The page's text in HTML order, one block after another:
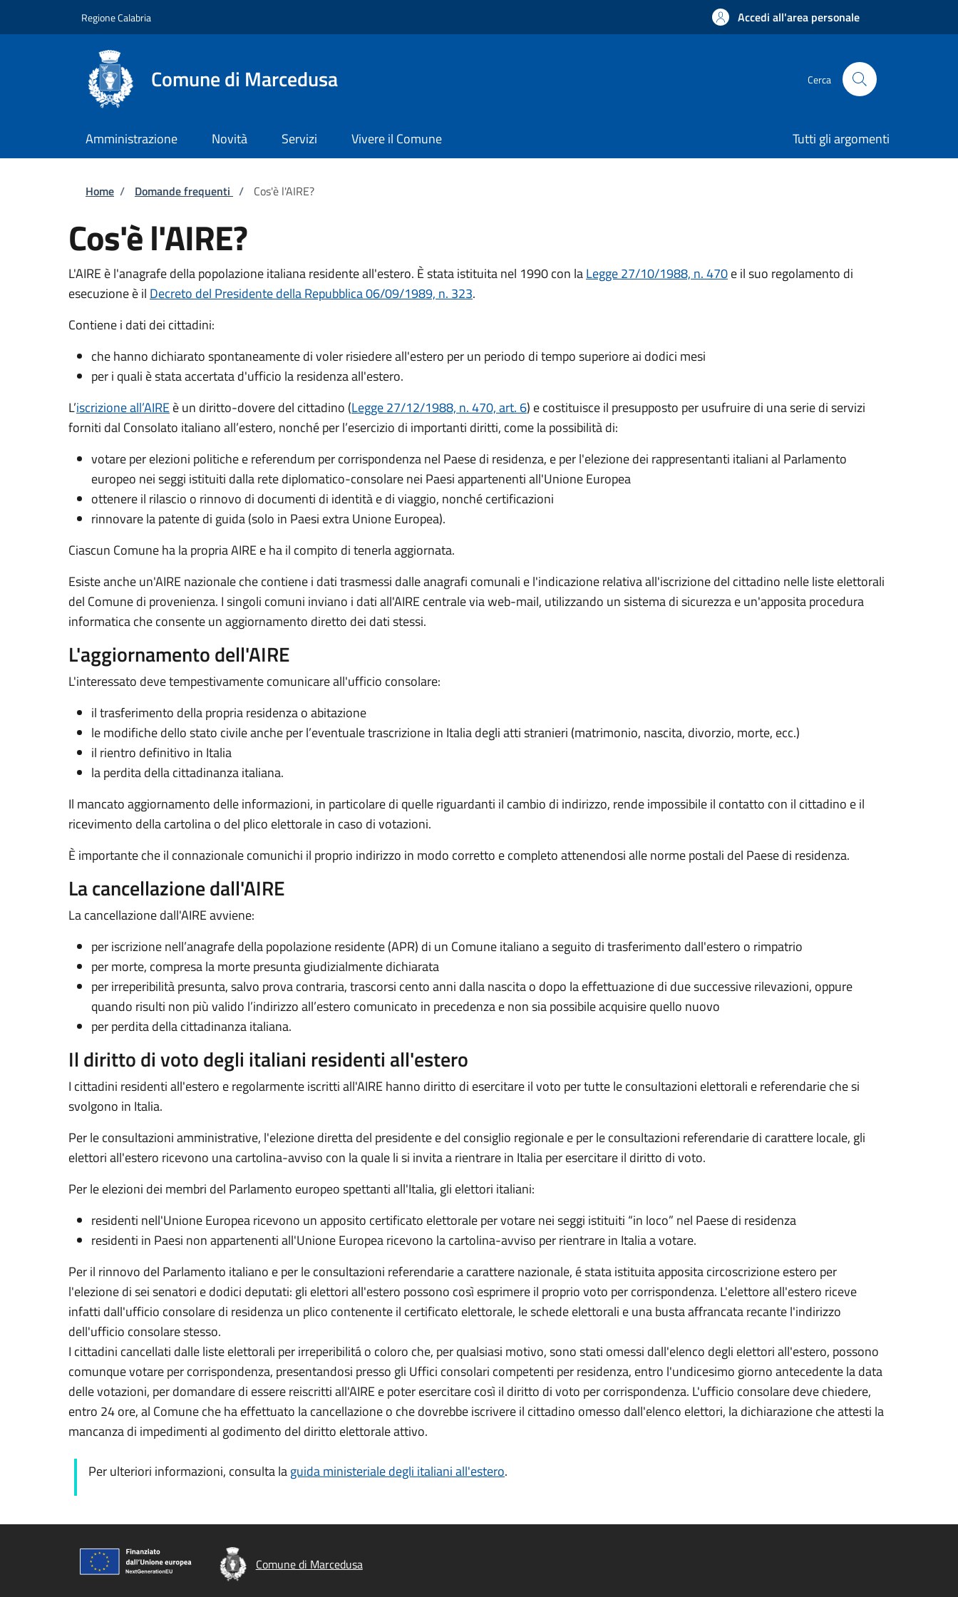
Regione Calabria Accedi all'area personale
Comune di Marcedusa Cerca
Amministrazione Novità Servizi Vivere il Comune Tutti gli argomenti
Briciole di pane
Home / Domande frequenti / Cos'è l'AIRE?
Cos'è l'AIRE?
L'AIRE è l'anagrafe della popolazione italiana residente all'estero. È stata istituita nel 1990 con laLegge 27/10/1988, n. 470e il suo regolamento di
esecuzione è il Decreto del Presidente della Repubblica 06/09/1989, n. 323.
Contiene i dati dei cittadini:
che hanno dichiarato spontaneamente di voler risiedere all'estero per un periodo di tempo superiore ai dodici mesi
per i quali è stata accertata d'ufficio la residenza all'estero.
L’iscrizione all’AIREè un diritto-dovere del cittadino (Legge 27/12/1988, n. 470, art. 6) e costituisce il presupposto per usufruire di una serie di servizi
forniti dal Consolato italiano all’estero, nonché per l’esercizio di importanti diritti, come la possibilità di:
votare per elezioni politiche e referendum per corrispondenza nel Paese di residenza, e per l'elezione dei rappresentanti italiani al Parlamento
europeo nei seggi istituiti dalla rete diplomatico-consolare nei Paesi appartenenti all'Unione Europea
ottenere il rilascio o rinnovo di documenti di identità e di viaggio, nonché certificazioni
rinnovare la patente di guida (solo in Paesi extra Unione Europea).
Ciascun Comune ha la propria AIRE e ha il compito di tenerla aggiornata.
Esiste anche un'AIRE nazionale­ che contiene i dati trasmessi dalle anagrafi comunali e l'indicazione relativa all'iscrizione del cittadino nelle liste elettorali
del Comune di provenienza. I singoli comuni inviano i dati all'AIRE centrale via web-mail, utilizzando un sistema di sicurezza e un'apposita procedura
informatica che consente un aggiornamento diretto dei dati stessi.
L'aggiornamento dell'AIRE
L'interessato deve tempestivamente comunicare all'ufficio consolare:
il trasferimento della propria residenza o abitazione
le modifiche dello stato civile anche per l’eventuale trascrizione in Italia degli atti stranieri (matrimonio, nascita, divorzio, morte, ecc.)
il rientro definitivo in Italia
la perdita della cittadinanza italiana.
Il mancato aggiornamento delle informazioni, in particolare di quelle riguardanti il cambio di indirizzo, rende impossibile il contatto con il cittadino e il
ricevimento della cartolina o del plico elettorale in caso di votazioni.
È importante che il connazionale comunichi il proprio indirizzo in modo corretto e completo attenendosi alle norme postali del Paese di residenza.
La cancellazione dall'AIRE
La cancellazione dall'AIRE avviene:
per iscrizione nell’anagrafe della popolazione residente (APR) di un Comune italiano a seguito di trasferimento dall'estero o rimpatrio
per morte, compresa la morte presunta giudizialmente dichiarata
per irreperibilità presunta, salvo prova contraria, trascorsi cento anni dalla nascita o dopo la effettuazione di due successive rilevazioni, oppure
quando risulti non più valido l’indirizzo all’estero comunicato in precedenza e non sia possibile acquisire quello nuovo
per perdita della cittadinanza italiana.
Il diritto di voto degli italiani residenti all'estero
I cittadini residenti all'estero e regolarmente iscritti all'AIRE hanno diritto di esercitare il voto per tutte le consultazioni elettorali e referendarie che si
svolgono in Italia.
Per le consultazioni amministrative, l'elezione diretta del presidente e del consiglio regionale e per le consultazioni referendarie di carattere locale, gli
elettori all'estero ricevono una cartolina-avviso con la quale li si invita a rientrare in Italia per esercitare il diritto di voto.
Per le elezioni dei membri del Parlamento europeo spettanti all'Italia, gli elettori italiani:
residenti nell'Unione Europea ricevono un apposito certificato elettorale per votare nei seggi istituiti “in loco” nel Paese di residenza
residenti in Paesi non appartenenti all'Unione Europea ricevono la cartolina-avviso per rientrare in Italia a votare.
Per il rinnovo del Parlamento italiano e per le consultazioni referendarie a carattere nazionale, é stata istituita apposita circoscrizione estero per
l'elezione di sei senatori e dodici deputati: gli elettori all'estero possono così esprimere il proprio voto per corrispondenza. L'elettore all'estero riceve
infatti dall'ufficio consolare di residenza un plico contenente il certificato elettorale, le schede elettorali e una busta affrancata recante l'indirizzo
dell'ufficio consolare stesso.
I cittadini cancellati dalle liste elettorali per irreperibilitá o coloro che, per qualsiasi motivo, sono stati omessi dall'elenco degli elettori all'estero, possono
comunque votare per corrispondenza, presentandosi presso gli Uffici consolari competenti per residenza, entro l'undicesimo giorno antecedente la data
delle votazioni, per domandare di essere reiscritti all'AIRE e poter esercitare così il diritto di voto per corrispondenza. L'ufficio consolare deve chiedere,
entro 24 ore, al Comune che ha effettuato la cancellazione o che dovrebbe iscrivere il cittadino omesso dall'elenco elettori, la dichiarazione che attesti la
mancanza di impedimenti al godimento del diritto elettorale attivo.
Per ulteriori informazioni, consulta laguida ministeriale degli italiani all'estero.
Comune di Marcedusa